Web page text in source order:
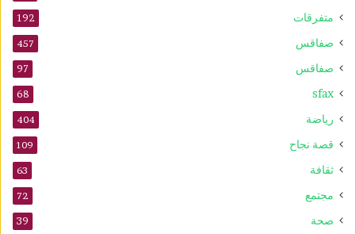
متفرقات 192
صفاقس 457
صفاقس 97
sfax
68
رياضة 404
قصة نجاح 109
ثقافة 63
مجتمع 72
صحة 39